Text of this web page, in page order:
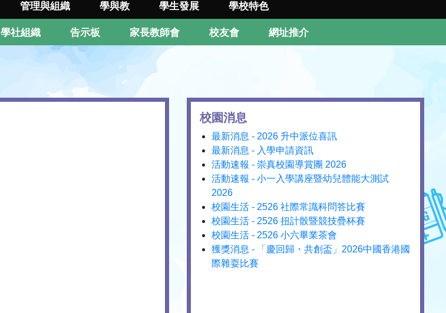
管理與組織 學與教 學生發展 學校特色
學社組織 告示板 家長教師會 校友會 網址推介
校園消息
最新消息 - 2026 升中派位喜訊
最新消息 - 入學申請資訊
活動速報 - 崇真校園導賞團 2026
活動速報 - 小一入學講座暨幼兒體能大測試
2026
校園生活 - 2526 社際常識科問答比賽
校園生活 - 2526 扭計骰暨競技疊杯賽
校園生活 - 2526 小六畢業茶會
獲獎消息 - 「慶回歸・共創盃」2026中國香港國
際雜耍比賽